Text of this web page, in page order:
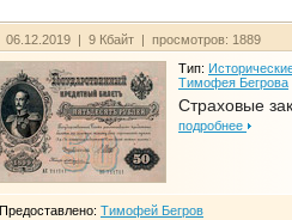
06.12.2019 | 9 Кбайт | просмотров: 1889
Тип:
Тимофея Бегрова
Страховые
подробнее
Предоставлено: Тимофей Бегров